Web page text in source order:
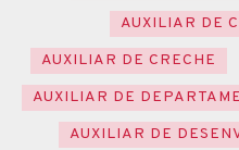
AUXILIAR DE
AUXILIAR DE CRECHE
AUXILIAR DE
AUXILIAR DE